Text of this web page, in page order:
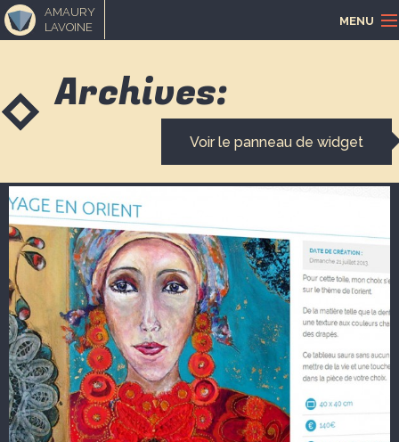
AMAURY
LAVOINE
MENU
PORTFOLIO
MUSIQUE
BLOGUE
CONTACT
Archives:
Voir le panneau de widget